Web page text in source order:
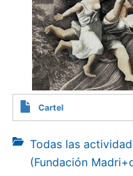
Cartel
Todas las
(Fundación